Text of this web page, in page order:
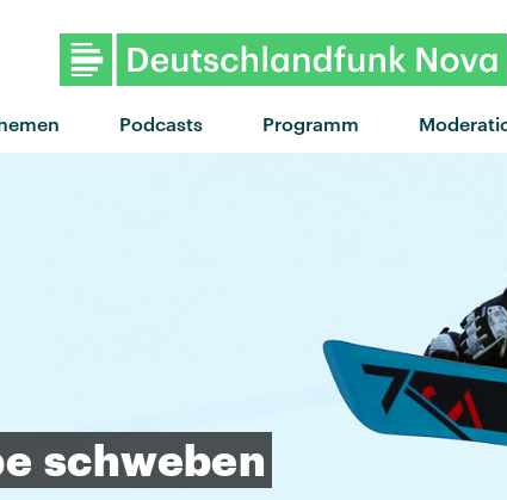
Podcasts Programm
"Digo Nada" von Hard-Fi
schweben